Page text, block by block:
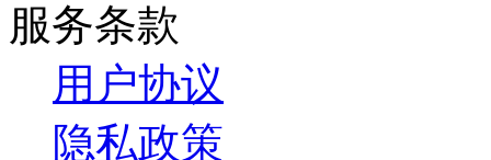
服务条款
用户协议
隐私政策